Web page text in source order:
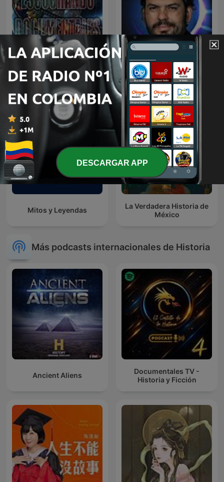
Escuchando
Documentales
MÁS ALLÁ con ESTEBAN
CRUZ / PODCAST
Mitos y Leyendas
La Verdadera Historia de
México
Más podcasts internacionales de Historia
Ancient Aliens
Documentales TV -
Historia y Ficción
DESCARGAR APP